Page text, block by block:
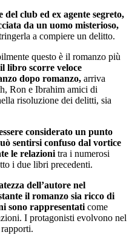
del club ed ex agente segreto,
da un uomo misterioso,
a compiere un delitto.
questo è il romanzo più
libro scorre veloce
dopo romanzo, arriva
Ron e Ibrahim amici di
risoluzione dei delitti, sia
considerato un punto
sentirsi confuso dal vortice
le relazioni tra i numerosi
i due libri precedenti.
dell’autore nel
il romanzo sia ricco di
sono rappresentati come
I protagonisti evolvono nel